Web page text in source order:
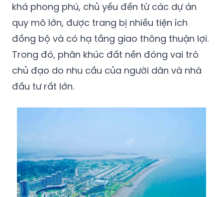
khá phong phú, chủ yếu đến từ các dự án
quy mô lớn, được trang bị nhiều tiện ích
đồng bộ và có hạ tầng giao thông thuận lợi.
Trong đó, phân khúc đất nền đóng vai trò
chủ đạo do nhu cầu của người dân và nhà
đầu tư rất lớn.